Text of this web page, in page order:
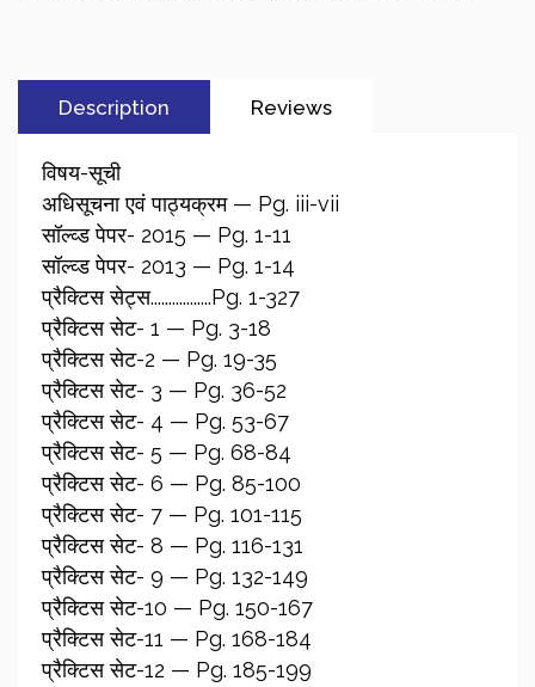
Description Reviews
विषय-सूची
अधिसूचना एवं पाठ्यक्रम — Pg. iii-vii
सॉल्व्ड पेपर- 2015 — Pg. 1-11
सॉल्व्ड पेपर- 2013 — Pg. 1-14
प्रैक्टिस सेट्स.................Pg. 1-327
प्रैक्टिस सेट- 1 — Pg. 3-18
प्रैक्टिस सेट-2 — Pg. 19-35
प्रैक्टिस सेट- 3 — Pg. 36-52
प्रैक्टिस सेट- 4 — Pg. 53-67
प्रैक्टिस सेट- 5 — Pg. 68-84
प्रैक्टिस सेट- 6 — Pg. 85-100
प्रैक्टिस सेट- 7 — Pg. 101-115
प्रैक्टिस सेट- 8 — Pg. 116-131
प्रैक्टिस सेट- 9 — Pg. 132-149
प्रैक्टिस सेट-10 — Pg. 150-167
प्रैक्टिस सेट-11 — Pg. 168-184
प्रैक्टिस सेट-12 — Pg. 185-199